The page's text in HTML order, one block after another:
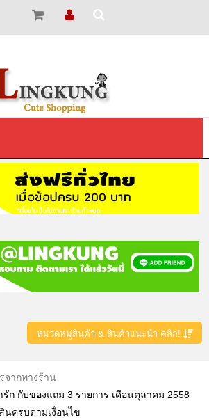
หมวดหมู่สินค้า & สินค้าแนะนำ คลิก!
จากทางร้าน
ก กับของแถม 3 รายการ เดือนตุลาคม 2558
นครบตามเงื่อนไข